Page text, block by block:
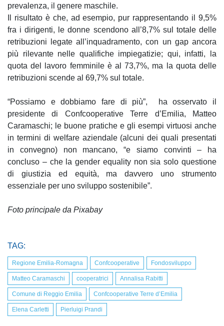
prevalenza, il genere maschile.
Il risultato è che, ad esempio, pur rappresentando il 9,5%
fra i dirigenti, le donne scendono all’8,7% sul totale delle
retribuzioni legate all’inquadramento, con un gap ancora
più rilevante nelle qualifiche impiegatizie; qui, infatti, la
quota del lavoro femminile è al 73,7%, ma la quota delle
retribuzioni scende al 69,7% sul totale.
“Possiamo e dobbiamo fare di più”, ha osservato il
presidente di Confcooperative Terre d’Emilia, Matteo
Caramaschi; le buone pratiche e gli esempi virtuosi anche
in termini di welfare aziendale (alcuni dei quali presentati
in convegno) non mancano, “e siamo convinti – ha
concluso – che la gender equality non sia solo questione
di giustizia ed equità, ma davvero uno strumento
essenziale per uno sviluppo sostenibile”.
Foto principale da Pixabay
TAG:
Regione Emilia-Romagna Confcooperative Fondosviluppo
Matteo Caramaschi cooperatrici Annalisa Rabitti
Comune di Reggio Emilia Confcooperative Terre d’Emilia
Elena Carletti Pierluigi Prandi